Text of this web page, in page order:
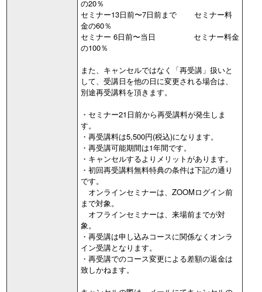
の20％
セミナー13日前〜7日前まで セミナー料
金の60％
セミナー 6日前〜当日 セミナー料金
の100％
また、キャンセルではなく「再受講」扱いと
して、受講日を他の日に変更される場合は、
別途再受講料を頂きます。
・セミナー21日前から再受講料が発生しま
す。
・再受講料は5,500円(税込)になります。
・再受講可能期間は1年間です。
・キャンセルするよりメリットがあります。
・初回再受講料無料特典の条件は下記の通り
です。
オンラインセミナーは、ZOOMログイン前
まで対象。
オフラインセミナーは、来場前までが対
象。
・再受講は申し込みコースに関係なくオンラ
イン受講となります。
・再受講でのコース変更による差額の返金は
致しかねます。